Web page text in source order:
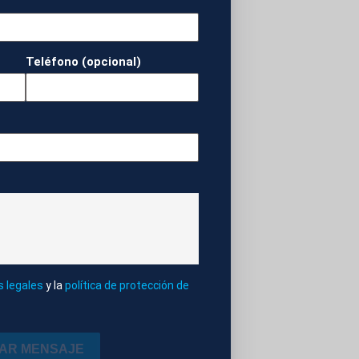
Teléfono (opcional)
legales y la política de protección de
MENSAJE